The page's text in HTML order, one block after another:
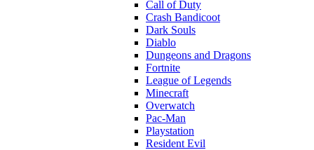
Call of Duty
Crash Bandicoot
Dark Souls
Diablo
Dungeons and Dragons
Fortnite
League of Legends
Minecraft
Overwatch
Pac-Man
Playstation
Resident Evil